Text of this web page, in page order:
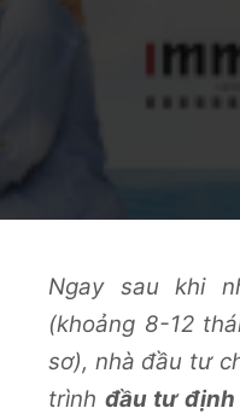
Ngay sau khi
(khoảng 8-12
sơ), nhà đầu tư
trình đầu tư